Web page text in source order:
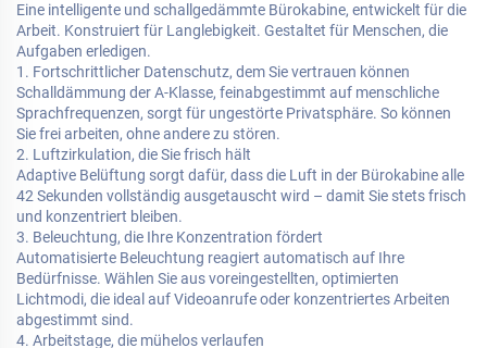
Eine intelligente und schallgedämmte Bürokabine, entwickelt für die
Arbeit. Konstruiert für Langlebigkeit. Gestaltet für Menschen, die
Aufgaben erledigen.
1. Fortschrittlicher Datenschutz, dem Sie vertrauen können
Schalldämmung der A-Klasse, feinabgestimmt auf menschliche
Sprachfrequenzen, sorgt für ungestörte Privatsphäre. So können
Sie frei arbeiten, ohne andere zu stören.
2. Luftzirkulation, die Sie frisch hält
Adaptive Belüftung sorgt dafür, dass die Luft in der Bürokabine alle
42 Sekunden vollständig ausgetauscht wird – damit Sie stets frisch
und konzentriert bleiben.
3. Beleuchtung, die Ihre Konzentration fördert
Automatisierte Beleuchtung reagiert automatisch auf Ihre
Bedürfnisse. Wählen Sie aus voreingestellten, optimierten
Lichtmodi, die ideal auf Videoanrufe oder konzentriertes Arbeiten
abgestimmt sind.
4. Arbeitstage, die mühelos verlaufen